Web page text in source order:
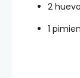
2
1